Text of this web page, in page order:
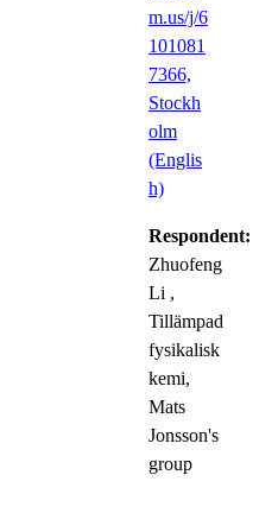
m.us/j/6
101081
7366,
Stockh
olm
(Englis
h)
Respondent:
Zhuofeng
Li ,
Tillämpad
fysikalisk
kemi,
Mats
Jonsson's
group